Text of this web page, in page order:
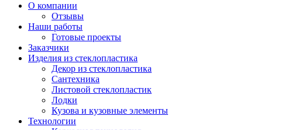
О компании
Отзывы
Наши работы
Готовые проекты
Заказчики
Изделия из стеклопластика
Декор из стеклопластика
Сантехника
Листовой стеклопластик
Лодки
Кузова и кузовные элементы
Технологии